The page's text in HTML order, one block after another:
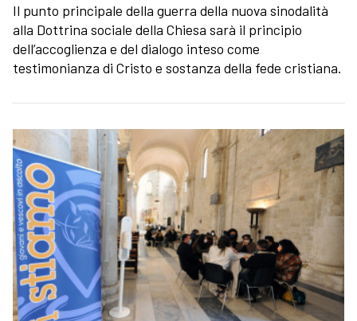
Il punto principale della guerra della nuova sinodalità
alla Dottrina sociale della Chiesa sarà il principio
dell’accoglienza e del dialogo inteso come
testimonianza di Cristo e sostanza della fede cristiana.